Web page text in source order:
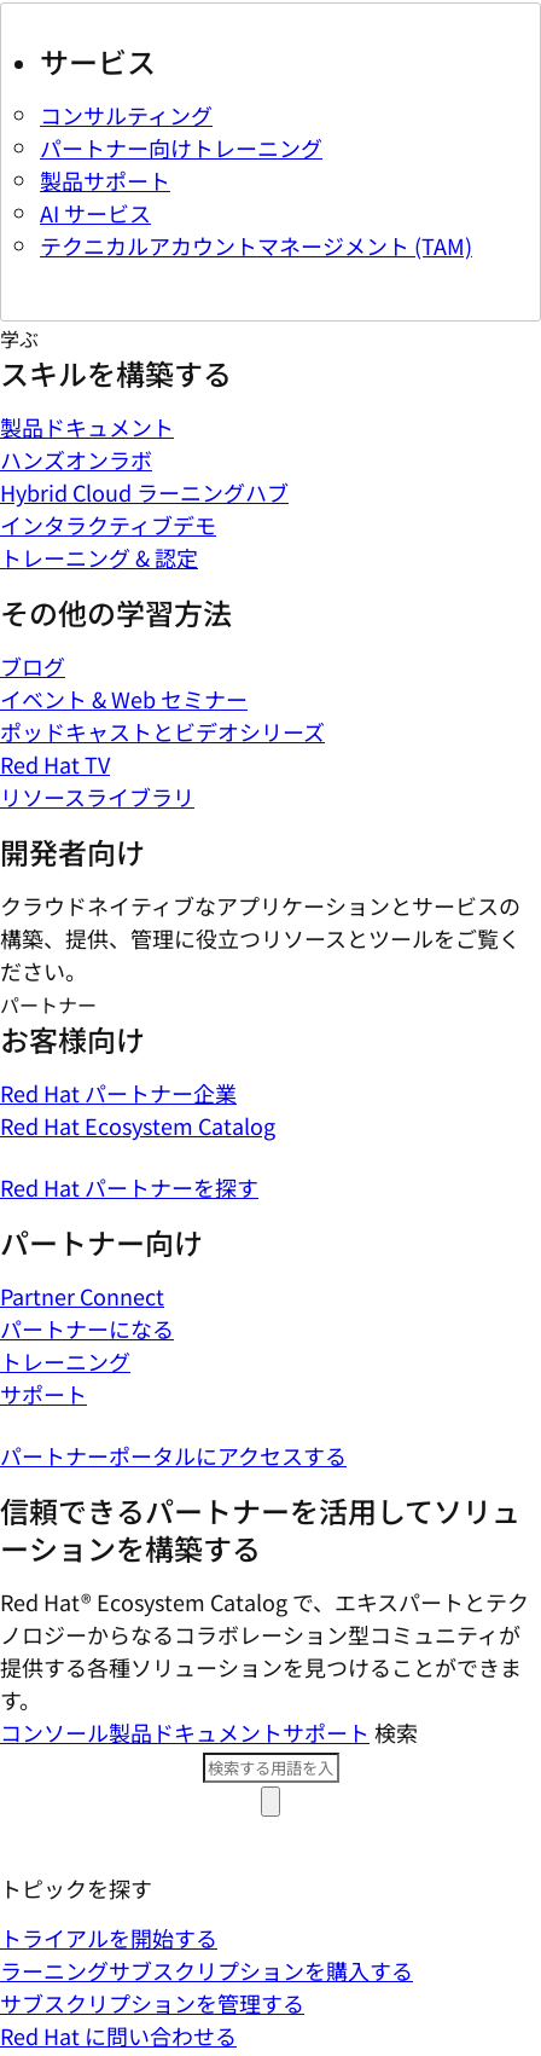
サービス
コンサルティング
パートナー向けトレーニング
製品サポート
AI サービス
テクニカルアカウントマネージメント (TAM)
学ぶ
スキルを構築する
製品ドキュメント
ハンズオンラボ
Hybrid Cloud ラーニングハブ
インタラクティブデモ
トレーニング & 認定
その他の学習方法
ブログ
イベント & Web セミナー
ポッドキャストとビデオシリーズ
Red Hat TV
リソースライブラリ
開発者向け
クラウドネイティブなアプリケーションとサービスの
構築、提供、管理に役立つリソースとツールをご覧く
ださい。
パートナー
お客様向け
Red Hat パートナー企業
Red Hat Ecosystem Catalog
Red Hat パートナーを探す
パートナー向け
Partner Connect
パートナーになる
トレーニング
サポート
パートナーポータルにアクセスする
信頼できるパートナーを活用してソリュ
ーションを構築する
Red Hat® Ecosystem Catalog で、エキスパートとテク
ノロジーからなるコラボレーション型コミ​ュニティが
提供する各種ソリューションを見つけることができま
す。
コンソール製品ドキュメントサポート 検索
トピックを探す
トライアルを開始する
ラーニングサブスクリプションを購入する
サブスクリプションを管理する
Red Hat に問い合わせる